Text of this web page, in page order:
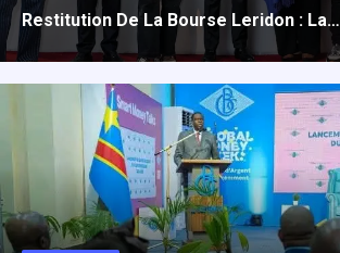
Restitution De La Bourse Leridon : La…